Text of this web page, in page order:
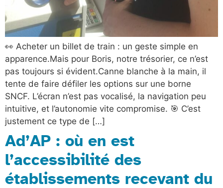
👀 Acheter un billet de train : un geste simple en
apparence.Mais pour Boris, notre trésorier, ce n’est
pas toujours si évident.Canne blanche à la main, il
tente de faire défiler les options sur une borne
SNCF. L’écran n’est pas vocalisé, la navigation peu
intuitive, et l’autonomie vite compromise. 🎯 C’est
justement ce type de […]
Ad’AP : où en est
l’accessibilité des
établissements recevant du